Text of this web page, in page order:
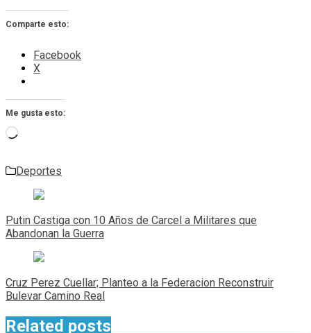
Comparte esto:
Facebook
X
Me gusta esto:
Cargando...
Deportes
Navegación
de
entradas
Putin Castiga con 10 Años de Carcel a Militares que
Abandonan la Guerra
Cruz Perez Cuellar; Planteo a la Federacion Reconstruir
Bulevar Camino Real
Related posts